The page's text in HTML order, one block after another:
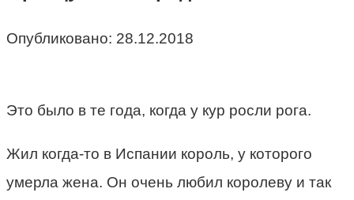
Опубликовано: 28.12.2018
Это было в те года, когда у кур росли рога.
Жил когда-то в Испании король, у которого
умерла жена. Он очень любил королеву и так